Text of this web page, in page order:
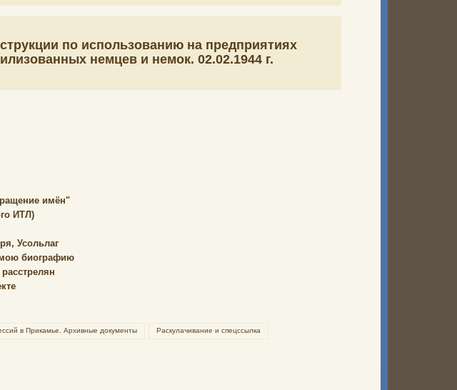
по использованию на предприятиях
немцев и немок. 02.02.1944 г.
имён"
ИТЛ)
Усольлаг
мою биографию
в Прикамье. Архивные документы Раскулачивание и спецссылка